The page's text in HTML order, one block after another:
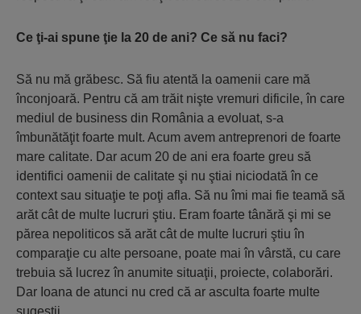
Ce ţi-ai spune ţie la 20 de ani? Ce să nu faci?
Să nu mă grăbesc. Să fiu atentă la oamenii care mă
înconjoară. Pentru că am trăit nişte vremuri dificile, în care
mediul de business din România a evoluat, s-a
îmbunătăţit foarte mult. Acum avem antreprenori de foarte
mare calitate. Dar acum 20 de ani era foarte greu să
identifici oamenii de calitate şi nu ştiai niciodată în ce
context sau situaţie te poţi afla. Să nu îmi mai fie teamă să
arăt cât de multe lucruri ştiu. Eram foarte tânără şi mi se
părea nepoliticos să arăt cât de multe lucruri ştiu în
comparaţie cu alte persoane, poate mai în vârstă, cu care
trebuia să lucrez în anumite situaţii, proiecte, colaborări.
Dar Ioana de atunci nu cred că ar asculta foarte multe
sugestii.